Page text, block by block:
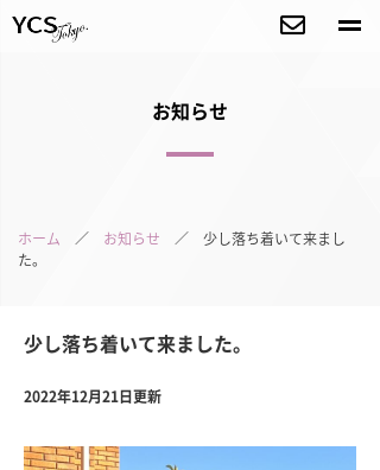
お知らせ
ホーム ／ お知らせ ／ 少し落ち着いて来まし
た。
少し落ち着いて来ました。
2022年12月21日更新